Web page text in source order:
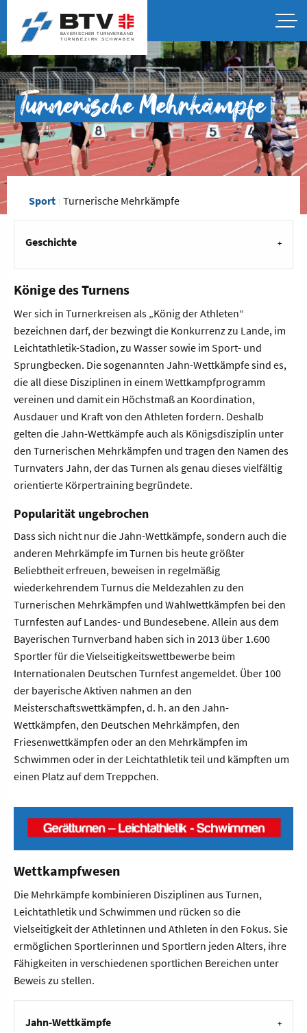
Turnerische Mehrkämpfe
Sport Turnerische Mehrkämpfe
Geschichte
Könige des Turnens
Wer sich in Turnerkreisen als „König der Athleten“
bezeichnen darf, der bezwingt die Konkurrenz zu Lande, im
Leichtathletik-Stadion, zu Wasser sowie im Sport- und
Sprungbecken. Die sogenannten Jahn-Wettkämpfe sind es,
die all diese Disziplinen in einem Wettkampfprogramm
vereinen und damit ein Höchstmaß an Koordination,
Ausdauer und Kraft von den Athleten fordern. Deshalb
gelten die Jahn-Wettkämpfe auch als Königsdisziplin unter
den Turnerischen Mehrkämpfen und tragen den Namen des
Turnvaters Jahn, der das Turnen als genau dieses vielfältig
orientierte Körpertraining begründete.
Popularität ungebrochen
Dass sich nicht nur die Jahn-Wettkämpfe, sondern auch die
anderen Mehrkämpfe im Turnen bis heute größter
Beliebtheit erfreuen, beweisen in regelmäßig
wiederkehrendem Turnus die Meldezahlen zu den
Turnerischen Mehrkämpfen und Wahlwettkämpfen bei den
Turnfesten auf Landes- und Bundesebene. Allein aus dem
Bayerischen Turnverband haben sich in 2013 über 1.600
Sportler für die Vielseitigkeitswettbewerbe beim
Internationalen Deutschen Turnfest angemeldet. Über 100
der bayerische Aktiven nahmen an den
Meisterschaftswettkämpfen, d. h. an den Jahn-
Wettkämpfen, den Deutschen Mehrkämpfen, den
Friesenwettkämpfen oder an den Mehrkämpfen im
Schwimmen oder in der Leichtathletik teil und kämpften um
einen Platz auf dem Treppchen.
Wettkampfwesen
Die Mehrkämpfe kombinieren Disziplinen aus Turnen,
Leichtathletik und Schwimmen und rücken so die
Vielseitigkeit der Athletinnen und Athleten in den Fokus. Sie
ermöglichen Sportlerinnen und Sportlern jeden Alters, ihre
Fähigkeiten in verschiedenen sportlichen Bereichen unter
Beweis zu stellen.
Jahn-Wettkämpfe